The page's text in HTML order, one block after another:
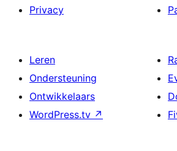
Privacy
Leren
Ondersteuning
Ontwikkelaars
WordPress.tv ↗